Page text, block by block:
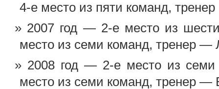
4-е место из пяти команд,
2007 год — 2-е место из
место из семи команд, тренер
2008 год — 2-е место из
место из семи команд, тренер —